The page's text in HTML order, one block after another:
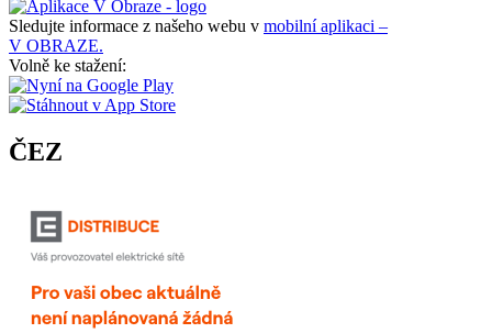
Sledujte informace z našeho webu v mobilní aplikaci –
V OBRAZE.
Volně ke stažení:
ČEZ